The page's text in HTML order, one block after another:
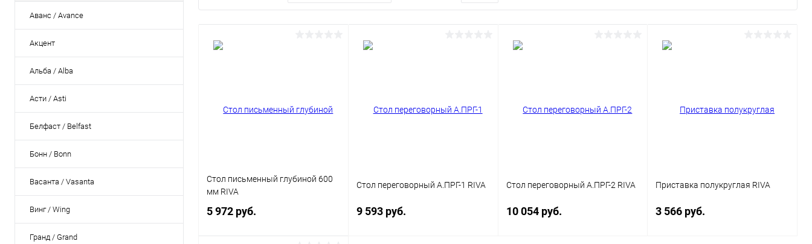
Аванс / Avance
Акцент
Альба / Alba
Асти / Asti
Белфаст / Belfast
Бонн / Bonn
Васанта / Vasanta
Винг / Wing
Гранд / Grand
Стол письменный глубиной 600
мм RIVA
5 972 руб.
Стол переговорный А.ПРГ-1 RIVA
9 593 руб.
Стол переговорный А.ПРГ-2 RIVA
10 054 руб.
Приставка полукруглая RIVA
3 566 руб.